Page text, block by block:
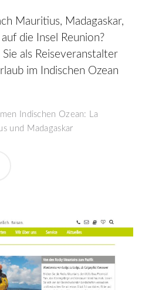
Mauritius, Madagaskar,
die Insel Reunion?
als Reiseveranstalter
im Indischen Ozean
Indischen Ozean: La
und Madagaskar